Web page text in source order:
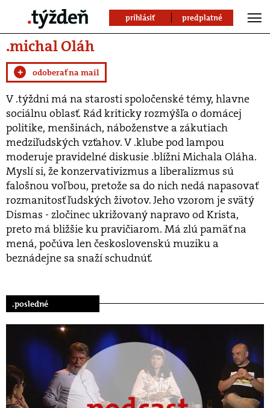
prihlásiť predplatné
.michal Oláh
+ odoberať na mail
V .týždni má na starosti spoločenské témy, hlavne
sociálnu oblasť. Rád kriticky rozmýšľa o domácej
politike, menšinách, náboženstve a zákutiach
medziľudských vzťahov. V .klube pod lampou
moderuje pravidelné diskusie .blížni Michala Oláha.
Myslí si, že konzervativizmus a liberalizmus sú
falošnou voľbou, pretože sa do nich nedá napasovať
rozmanitosť ľudských životov. Jeho vzorom je svätý
Dismas - zločinec ukrižovaný napravo od Krista,
preto má bližšie ku pravičiarom. Má zlú pamäť na
mená, počúva len československú muziku a
beznádejne sa snaží schudnúť.
.posledné